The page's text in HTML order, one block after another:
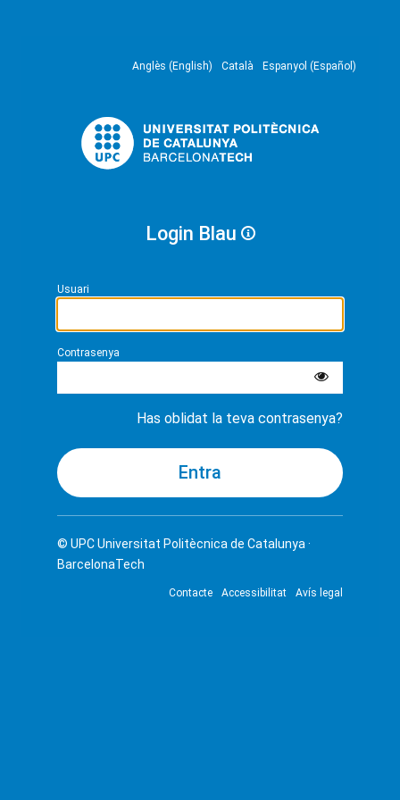
Anglès (English) Català Espanyol (Español)
Login Blau
Usuari
Contrasenya
Has oblidat la teva contrasenya?
© UPCUniversitat Politècnica de Catalunya ·
BarcelonaTech
Contacte Accessibilitat Avís legal